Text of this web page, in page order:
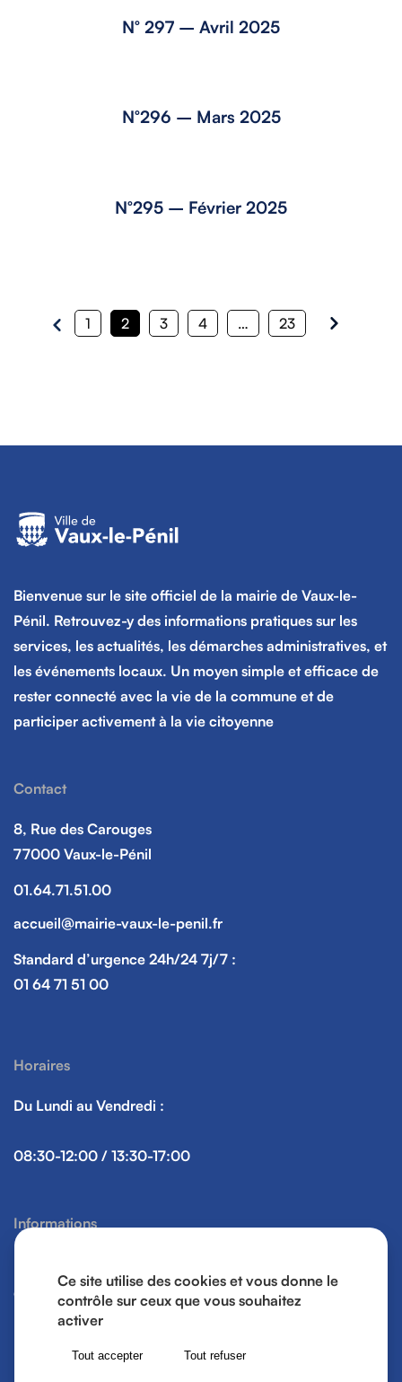
N° 297 – Avril 2025
N°296 – Mars 2025
N°295 – Février 2025
1 2 3 4 … 23
Bienvenue sur le site officiel de la mairie de Vaux-le-
Pénil. Retrouvez-y des informations pratiques sur les
services, les actualités, les démarches administratives, et
les événements locaux. Un moyen simple et efficace de
rester connecté avec la vie de la commune et de
participer activement à la vie citoyenne
Contact
8, Rue des Carouges
77000 Vaux-le-Pénil
01.64.71.51.00
accueil@mairie-vaux-le-penil.fr
Standard d’urgence 24h/24 7j/7 :
01 64 71 51 00
Horaires
Du Lundi au Vendredi :
08:30-12:00 / 13:30-17:00
Informations
Gestion des cookies
Ce site utilise des cookies et vous donne le
contrôle sur ceux que vous souhaitez
activer
Tout accepter Tout refuser